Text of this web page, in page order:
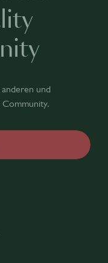
und
Community.